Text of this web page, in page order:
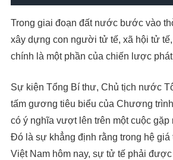
Trong giai đoạn đất nước bước vào
xây dựng con người tử tế, xã hội tử
chính là một phần của chiến lược
Sự kiện Tổng Bí thư, Chủ tịch nước
tấm gương tiêu biểu của Chương trình
có ý nghĩa vượt lên trên một cuộc
Đó là sự khẳng định rằng trong hệ giá
Việt Nam hôm nay, sự tử tế phải